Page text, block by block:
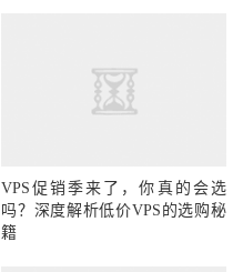
VPS促销季来了，你真的会选
吗？深度解析低价VPS的选购秘
籍